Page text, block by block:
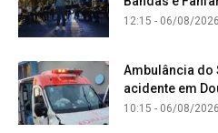
12:15 - 06/08/2026
Ambulância do
acidente em
10:15 - 06/08/2026